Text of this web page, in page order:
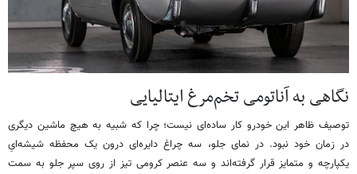
نگاهی به آناتومی تخم‌مرغ ایتالیایی
توصیف ظاهر این خودرو کار ساده‌ای نیست؛ چرا که شبیه به هیچ ماشین دیگری
در زمان خود نبود. در نمای جلو، سه چراغ دایره‌ای درون یک محفظه شیشه‌ایِ
یکپارچه و متمایز قرار گرفته‌اند و سه عنصر کرومی تیز از روی سپر جلو به سمت